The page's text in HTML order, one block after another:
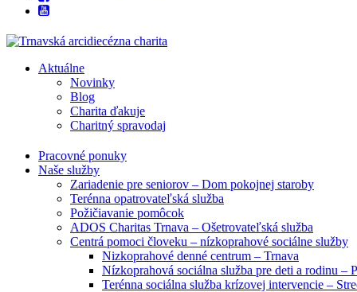
Aktuálne
Novinky
Blog
Charita ďakuje
Charitný spravodaj
Pracovné ponuky
Naše služby
Zariadenie pre seniorov – Dom pokojnej staroby
Terénna opatrovateľská služba
Požičiavanie pomôcok
ADOS Charitas Trnava – Ošetrovateľská služba
Centrá pomoci človeku – nízkoprahové sociálne služby
Nizkoprahové denné centrum – Trnava
Nízkoprahová sociálna služba pre deti a rodinu –
Terénna sociálna služba krízovej intervencie –